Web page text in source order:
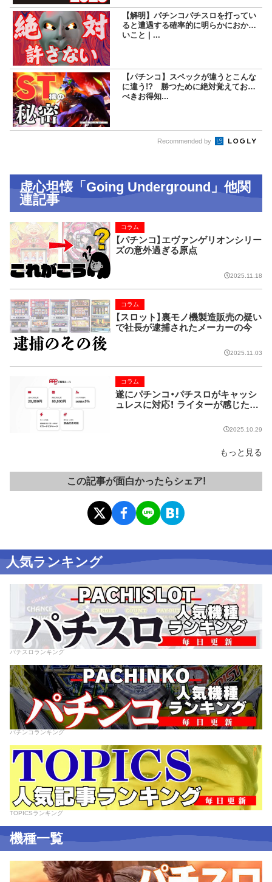
【解明】パチンコパチスロを打ってい
ると遭遇する確率的に明らかにおかし
いこと | ...
【パチンコ】スペックが違うとこんな
に違う!? 勝つために絶対覚えておく
べきお得知...
Recommended by
虚心坦懐「Going Underground」他関
連記事
【パチンコ】エヴァンゲリオンシリー
ズの意外過ぎる原点
コラム
2025.11.18
【スロット】裏モノ機製造販売の疑い
で社長が逮捕されたメーカーの今
コラム
2025.11.03
遂にパチンコ・パチスロがキャッシ
ュレスに対応！ ライターが感じた課
コラム
2025.10.29
もっと見る
この記事が面白かったらシェア!
人気ランキング
パチスロランキング
パチンコランキング
TOPICSランキング
機種一覧